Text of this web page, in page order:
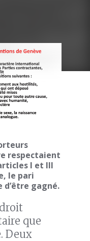
respectaient
I et III
le pari
d’être gagné.
que
Deux